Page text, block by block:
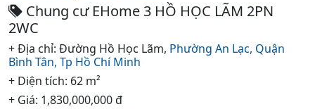
Chung cư EHome 3 HỒ HỌC LÃM 2PN
2WC
+ Địa chỉ: Đường Hồ Học Lãm, Phường An Lạc, Quận
Bình Tân, Tp Hồ Chí Minh
+ Diện tích: 62 m²
+ Giá: 1,830,000,000 đ